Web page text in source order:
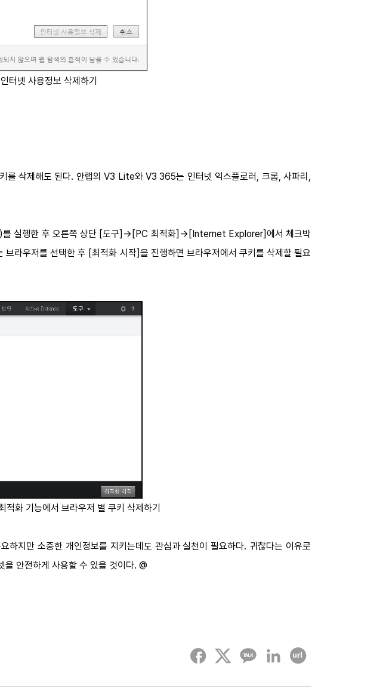
터넷 사용정보 삭제하기
를 삭제해도 된다. 안랩의 V3 Lite와 V3 365는 인터넷 익스플로러, 크롬, 사파리,
를 실행한 후 오른쪽 상단 [도구]→[PC 최적화]→[Internet Explorer]에서 체크박
라우저를 선택한 후 [최적화 시작]을 진행하면 브라우저에서 쿠키를 삭제할 필요
화 기능에서 브라우저 별 쿠키 삭제하기
지만 소중한 개인정보를 지키는데도 관심과 실천이 필요하다. 귀찮다는 이유로
안전하게 사용할 수 있을 것이다. @
페이스북 트위터 카카오톡 링크드인 URL 복사하기